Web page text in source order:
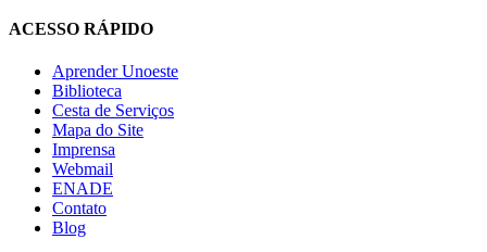
ACESSO RÁPIDO
Aprender Unoeste
Biblioteca
Cesta de Serviços
Mapa do Site
Imprensa
Webmail
ENADE
Contato
Blog